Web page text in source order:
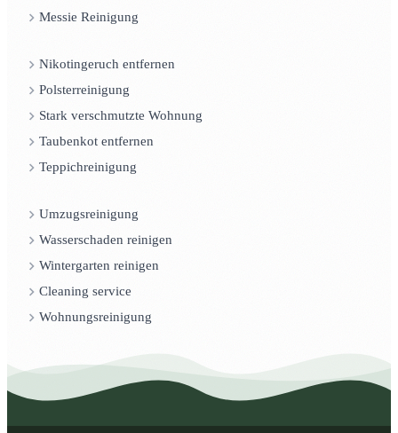
Messie Reinigung
Nikotingeruch entfernen
Polsterreinigung
Stark verschmutzte Wohnung
Taubenkot entfernen
Teppichreinigung
Umzugsreinigung
Wasserschaden reinigen
Wintergarten reinigen
Cleaning service
Wohnungsreinigung